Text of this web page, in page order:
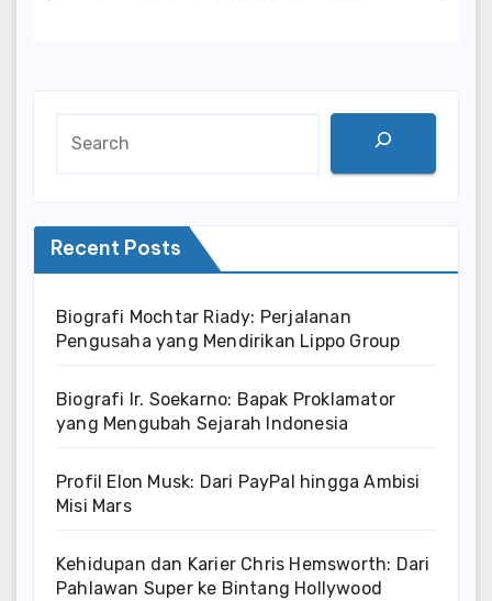
Recent Posts
Biografi Mochtar Riady: Perjalanan
Pengusaha yang Mendirikan Lippo Group
Biografi Ir. Soekarno: Bapak Proklamator
yang Mengubah Sejarah Indonesia
Profil Elon Musk: Dari PayPal hingga Ambisi
Misi Mars
Kehidupan dan Karier Chris Hemsworth: Dari
Pahlawan Super ke Bintang Hollywood